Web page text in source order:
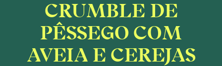
MÃE DO VINAGRE
Perguntas Frequentes
Contactos
CRUMBLE DE
PÊSSEGO COM
AVEIA E CEREJAS